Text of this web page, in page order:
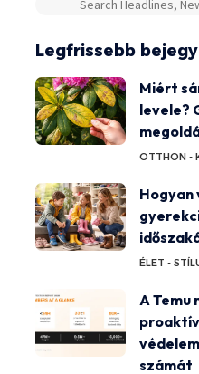
Legfrissebb
Miért
levele?
OTTHON -
Hogyan
ÉLET -
A Temu
számát